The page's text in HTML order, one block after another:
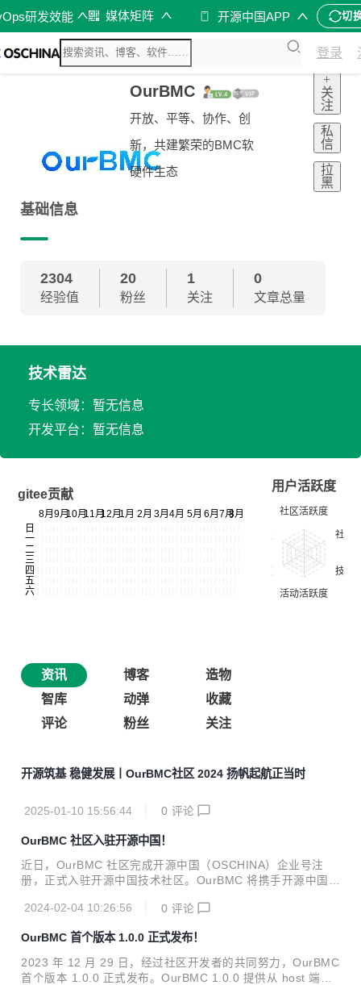
研发效能 媒体矩阵 开源中国APP 切
登录
OurBMC
开放、平等、协作、创
新，共建繁荣的BMC软
硬件生态
+
关
注
私
信
拉
黑
基础信息
2304
经验值
20
粉丝
1
关注
0
文章总量
技术雷达
专长领域：暂无信息
开发平台：暂无信息
gitee贡献
用户活跃度
资讯 博客
造物
智库
动弹
收藏
评论
粉丝 关注
开源筑基 稳健发展丨OurBMC社区 2024 扬帆起航正当时
2025-01-10 15:56:44 0 评论
OurBMC 社区入驻开源中国！
近日，OurBMC 社区完成开源中国（OSCHINA）企业号注
册，正式入驻开源中国技术社区。OurBMC 将携手开源中国优
生态。 作为国内知名的开源技术社区，OSCHINA 聚集了超过
开源技术能力和优化开源生态环境方面发挥了重要作用。自创
建至今，经过十五年深耕与发展，结合对中国本土开源环境的
深刻理解，OSCHINA 已成为推动国内开源技术进步的重要力
2024-02-04 10:26:56 0 评论
OurBMC 首个版本 1.0.0 正式发布！
2023 年 12 月 29 日，经过社区开发者的共同努力，OurBMC
首个版本 1.0.0 正式发布。OurBMC 1.0.0 提供从 host 端到